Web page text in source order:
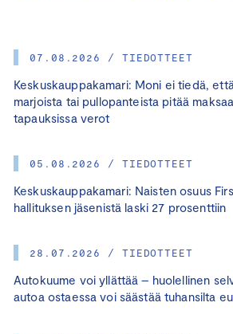
07.08.2026 / TIEDOTTEET
Keskuskauppakamari: Moni ei tiedä,
marjoista tai pullopanteista pitää
tapauksissa verot
05.08.2026 / TIEDOTTEET
Keskuskauppakamari: Naisten osuus
hallituksen jäsenistä laski 27 prosenttiin
28.07.2026 / TIEDOTTEET
Autokuume voi yllättää – huolellinen
autoa ostaessa voi säästää tuhansilta